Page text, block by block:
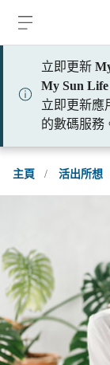
立即更新
My Sun
立即更新應
的數碼服務
主頁 / 活出所想